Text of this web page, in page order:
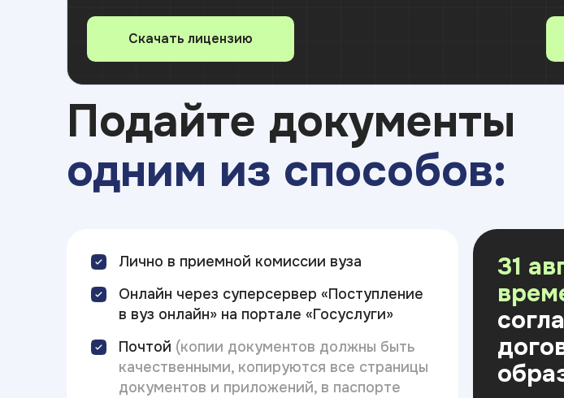
Скачать лицензию
Подайте документы
одним из способов:
Лично в приемной комиссии вуза
Онлайн через суперсервер «Поступление
в вуз онлайн» на портале «Госуслуги»
Почтой (копии документов должны быть
качественными, копируются все страницы
документов и приложений, в паспорте
31